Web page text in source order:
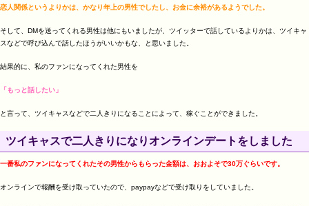
恋人関係というよりかは、かなり年上の男性でしたし、お金に余裕があるようでした。
そして、DMを送ってくれる男性は他にもいましたが、ツイッターで話しているよりかは、ツイキャ
スなどで呼び込んで話したほうがいいかもな、と思いました。
結果的に、私のファンになってくれた男性を
「もっと話したい」
と言って、ツイキャスなどで二人きりになることによって、稼ぐことができました。
ツイキャスで二人きりになりオンラインデートをしました
一番私のファンになってくれたその男性からもらった金額は、おおよそで30万ぐらいです。
オンラインで報酬を受け取っていたので、paypayなどで受け取りをしていました。